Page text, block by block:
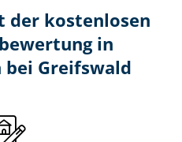
der kostenlosen
in
bei Greifswald